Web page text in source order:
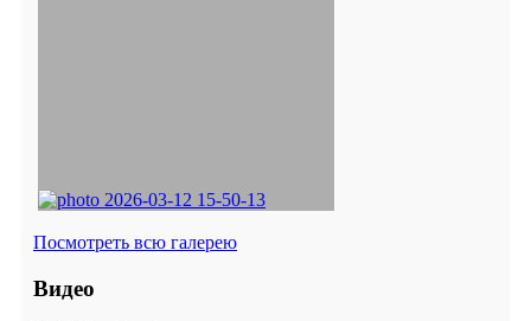
Посмотреть всю галерею
Видео